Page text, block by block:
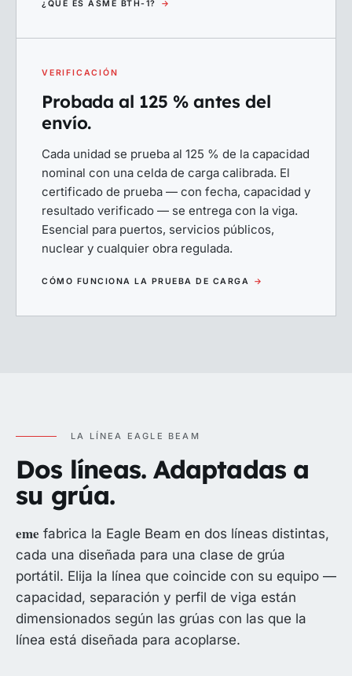
¿QUÉ ES ASME BTH-1? →
VERIFICACIÓN
Probada al 125 % antes del
envío.
Cada unidad se prueba al 125 % de la capacidad
nominal con una celda de carga calibrada. El
certificado de prueba — con fecha, capacidad y
resultado verificado — se entrega con la viga.
Esencial para puertos, servicios públicos,
nuclear y cualquier obra regulada.
CÓMO FUNCIONA LA PRUEBA DE CARGA →
LA LÍNEA EAGLE BEAM
Dos líneas. Adaptadas a
su grúa.
eme fabrica la Eagle Beam en dos líneas distintas,
cada una diseñada para una clase de grúa
portátil. Elija la línea que coincide con su equipo —
capacidad, separación y perfil de viga están
dimensionados según las grúas con las que la
línea está diseñada para acoplarse.